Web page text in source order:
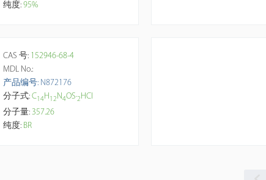
纯度: 95%
CAS 号: 152946-68-4
MDL No.:
产品编号: N872176
分子式: C1 4H1 2N4OS·2HCl
分子量: 357.26
纯度: BR